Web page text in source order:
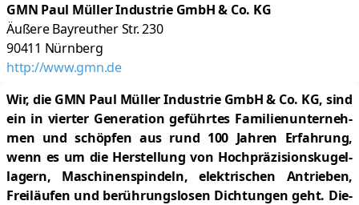
GMN Paul Müller Industrie GmbH & Co. KG
Äußere Bayreuther Str. 230
90411 Nürnberg
http://www.gmn.de
Wir, die GMN Paul Mül­ler In­dus­trie GmbH & Co. KG, sind
ein in vier­ter Ge­ne­ra­ti­on ge­führ­tes Fa­mi­li­en­un­ter­neh­
men und schöp­fen aus rund 100 Jah­ren Er­fah­rung,
wenn es um die Her­stel­lung von Hoch­prä­zi­si­ons­ku­gel­
la­gern, Ma­schi­nen­spin­deln, elek­tri­schen An­trie­ben,
Frei­läu­fen und be­rüh­rungs­lo­sen Dich­tun­gen geht. Die­